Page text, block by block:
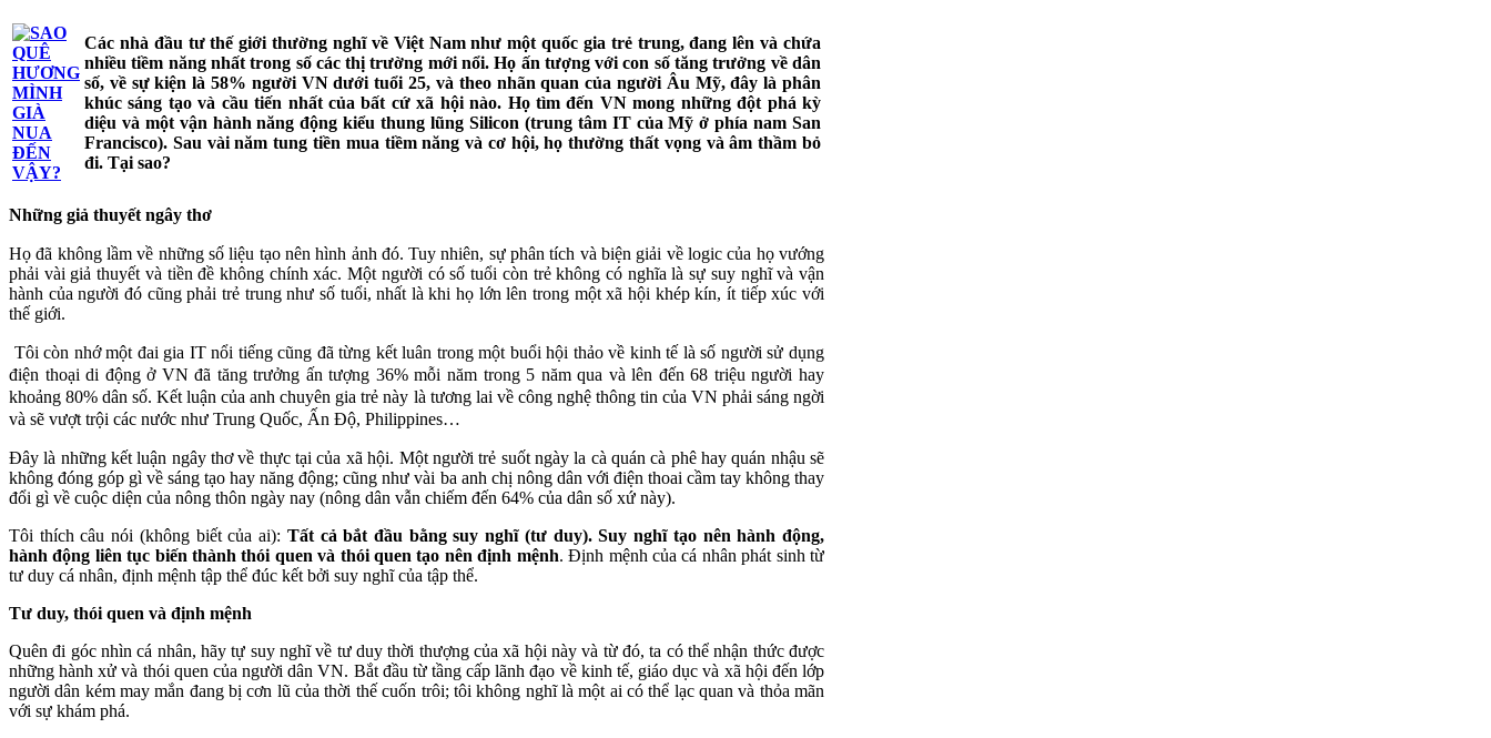
Các nhà đầu tư thế giới thường nghĩ về Việt Nam như một quốc gia trẻ trung, đang lên và chứa
nhiều tiềm năng nhất trong số các thị trường mới nổi. Họ ấn tượng với con số tăng trưởng về dân
số, về sự kiện là 58% người VN dưới tuổi 25, và theo nhãn quan của người Âu Mỹ, đây là phân
khúc sáng tạo và cầu tiến nhất của bất cứ xã hội nào. Họ tìm đến VN mong những đột phá kỳ
diệu và một vận hành năng động kiểu thung lũng Silicon (trung tâm IT của Mỹ ở phía nam San
Francisco). Sau vài năm tung tiền mua tiềm năng và cơ hội, họ thường thất vọng và âm thầm bỏ
đi. Tại sao?
Những giả thuyết ngây thơ
Họ đã không lầm về những số liệu tạo nên hình ảnh đó. Tuy nhiên, sự phân tích và biện giải về logic của họ vướng
phải vài giả thuyết và tiền đề không chính xác. Một người có số tuổi còn trẻ không có nghĩa là sự suy nghĩ và vận
hành của người đó cũng phải trẻ trung như số tuổi, nhất là khi họ lớn lên trong một xã hội khép kín, ít tiếp xúc với
thế giới.
Tôi còn nhớ một đai gia IT nổi tiếng cũng đã từng kết luân trong một buổi hội thảo về kinh tế là số người sử dụng
điện thoại di động ở VN đã tăng trưởng ấn tượng 36% mỗi năm trong 5 năm qua và lên đến 68 triệu người hay
khoảng 80% dân số. Kết luận của anh chuyên gia trẻ này là tương lai về công nghệ thông tin của VN phải sáng ngời
và sẽ vượt trội các nước như Trung Quốc, Ấn Độ, Philippines…
Đây là những kết luận ngây thơ về thực tại của xã hội. Một người trẻ suốt ngày la cà quán cà phê hay quán nhậu sẽ
không đóng góp gì về sáng tạo hay năng động; cũng như vài ba anh chị nông dân với điện thoai cầm tay không thay
đổi gì về cuộc diện của nông thôn ngày nay (nông dân vẫn chiếm đến 64% của dân số xứ này).
Tôi thích câu nói (không biết của ai): Tất cả bắt đầu bằng suy nghĩ (tư duy). Suy nghĩ tạo nên hành động,
hành động liên tục biến thành thói quen và thói quen tạo nên định mệnh. Định mệnh của cá nhân phát sinh từ
tư duy cá nhân, định mệnh tập thể đúc kết bởi suy nghĩ của tập thể.
Tư duy, thói quen và định mệnh
Quên đi góc nhìn cá nhân, hãy tự suy nghĩ về tư duy thời thượng của xã hội này và từ đó, ta có thể nhận thức được
những hành xử và thói quen của người dân VN. Bắt đầu từ tầng cấp lãnh đạo về kinh tế, giáo dục và xã hội đến lớp
người dân kém may mắn đang bị cơn lũ của thời thế cuốn trôi; tôi không nghĩ là một ai có thể lạc quan và thỏa mãn
với sự khám phá.